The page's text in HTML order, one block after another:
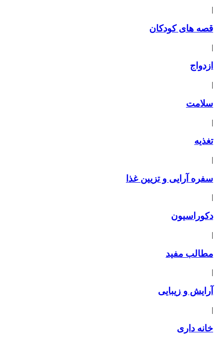
|
قصه های کودکان
|
ازدواج
|
سلامت
|
تغذیه
|
سفره آرایی و تزیین غذا
|
دکوراسیون
|
مطالب مفید
|
آرایش و زیبایی
|
خانه داری